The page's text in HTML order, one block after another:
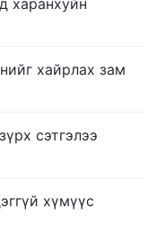
хайрлах зам
сэтгэлээ
хүмүүс